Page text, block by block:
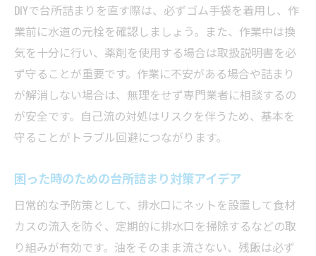
DIYで台所詰まりを直す際は、必ずゴム手袋を着用し、作
業前に水道の元栓を確認しましょう。また、作業中は換
気を十分に行い、薬剤を使用する場合は取扱説明書を必
ず守ることが重要です。作業に不安がある場合や詰まり
が解消しない場合は、無理をせず専門業者に相談するの
が安全です。自己流の対処はリスクを伴うため、基本を
守ることがトラブル回避につながります。
困った時のための台所詰まり対策アイデア
日常的な予防策として、排水口にネットを設置して食材
カスの流入を防ぐ、定期的に排水口を掃除するなどの取
り組みが有効です。油をそのまま流さない、残飯は必ず